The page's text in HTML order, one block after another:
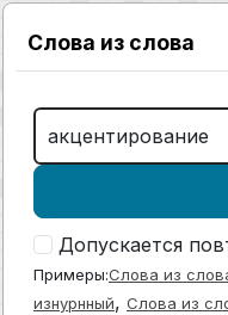
Слова из слова
Допускается
Примеры:Слова из
изнурнный, Слова из